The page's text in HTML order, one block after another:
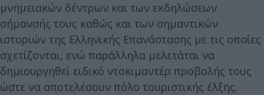
μνημειακών δέντρων και των εκδηλώσεων
σήμανσής τους καθώς και των σημαντικών
ιστοριών της Ελληνικής Επανάστασης με τις οποίες
σχετίζονται, ενώ παράλληλα μελετάται να
δημιουργηθεί ειδικό ντοκιμαντέρ προβολής τους
ώστε να αποτελέσουν πόλο τουριστικής έλξης.